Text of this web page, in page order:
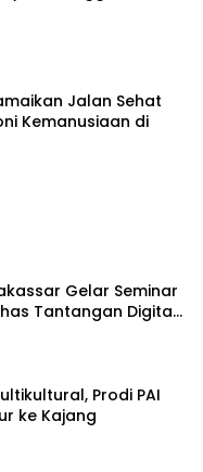
Jalan Sehat
Kemanusiaan di
Gelar Seminar
Tantangan Digital
Prodi PAI
ke Kajang